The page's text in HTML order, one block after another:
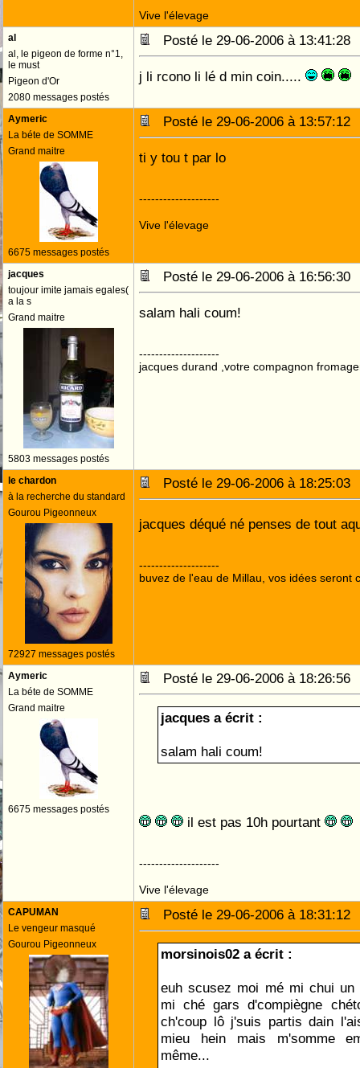
Vive l'élevage
al
al, le pigeon de forme n°1,
le must
Pigeon d'Or
2080 messages postés
Posté le 29-06-2006 à
j li rcono li lé d min coin.....
Aymeric
La béte de SOMME
Grand maitre
6675 messages postés
Posté le 29-06-2006 à
ti y tou t par lo
--------------------
Vive l'élevage
jacques
toujour imite jamais egales(
a la s
Grand maitre
5803 messages postés
Posté le 29-06-2006 à
salam hali coum!
--------------------
jacques durand ,votre compagnon
le chardon
à la recherche du standard
Gourou Pigeonneux
72927 messages postés
Posté le 29-06-2006 à
jacques déqué né penses de tout
--------------------
buvez de l'eau de Millau, vos idées seront
Aymeric
La béte de SOMME
Grand maitre
6675 messages postés
Posté le 29-06-2006 à
jacques a écrit :
salam hali coum!
il est pas 10h pourtant
--------------------
Vive l'élevage
CAPUMAN
Le vengeur masqué
Gourou Pigeonneux
Posté le 29-06-2006 à
morsinois02 a écrit :
euh scusez moi mé mi chui
mi ché gars d'compiègne
ch'coup lô j'suis partis dain
mieu hein mais m'somme
même...